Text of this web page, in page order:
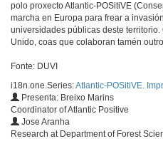
polo proxecto Atlantic-POSitiVE
marcha en Europa para frear a
universidades públicas deste
Unido, coas que colaboran tamén
Fonte: DUVI
i18n.one.Series:Atlantic-POSitiVE.
Presenta: Breixo Marins
Coordinator of Atlantic Positive
Jose Aranha
Research at Department of Forest